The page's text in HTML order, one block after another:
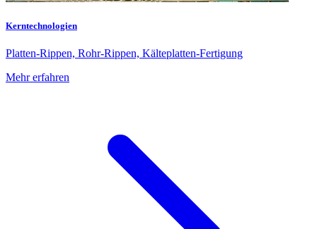
Kerntechnologien
Platten-Rippen, Rohr-Rippen, Kälteplatten-Fertigung
Mehr erfahren